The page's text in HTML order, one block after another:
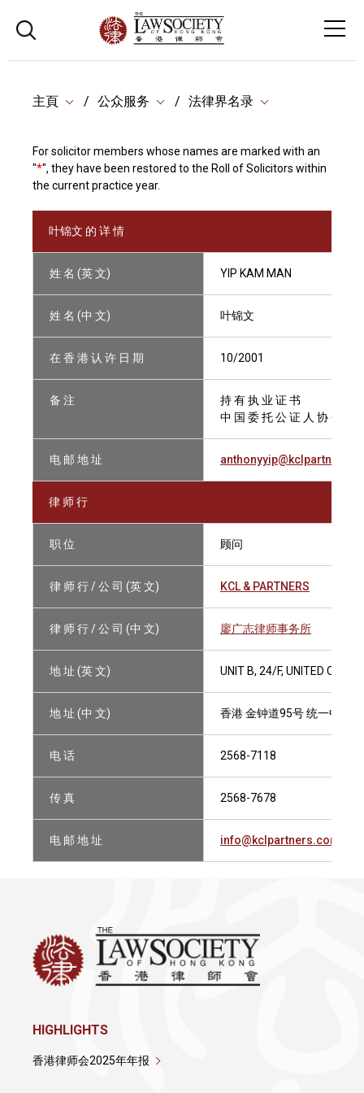
主頁 公众服务 法律界名录
For solicitor members whose names are marked with an
"*", they have been restored to the Roll of Solicitors within
the current practice year.
叶锦文 的 详 情
姓 名 (英 文) YIP KAM MAN
姓 名 (中 文) 叶锦文
在 香 港 认 许 日 期 10/2001
备 注
持 有 执 业 证 书
中 国 委 托 公 证 人 协 会 会
电 邮 地 址
律 师 行
职 位 顾问
律 师 行 / 公 司 (英 文) KCL & PARTNERS
律 师 行 / 公 司 (中 文) 廖广志律师事务所
地 址 (英 文) UNIT B, 24/F, UNITED
地 址 (中 文) 香港 金钟道95号 统一中心
电 话 2568-7118
传 真 2568-7678
电 邮 地 址 info@kclpartners.com
HIGHLIGHTS
香港律师会2025年年报